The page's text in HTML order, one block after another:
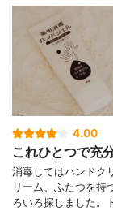
4.00
これひとつで充
消毒してはハンドク
リーム、ふたつを
ろいろ探しました。